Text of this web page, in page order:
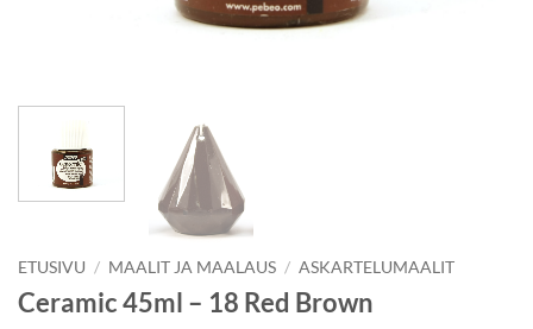
ETUSIVU / MAALIT JA MAALAUS / ASKARTELUMAALIT
Ceramic 45ml – 18 Red Brown